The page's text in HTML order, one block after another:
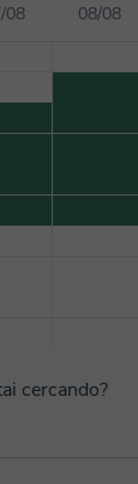
08
08/08
cercando?